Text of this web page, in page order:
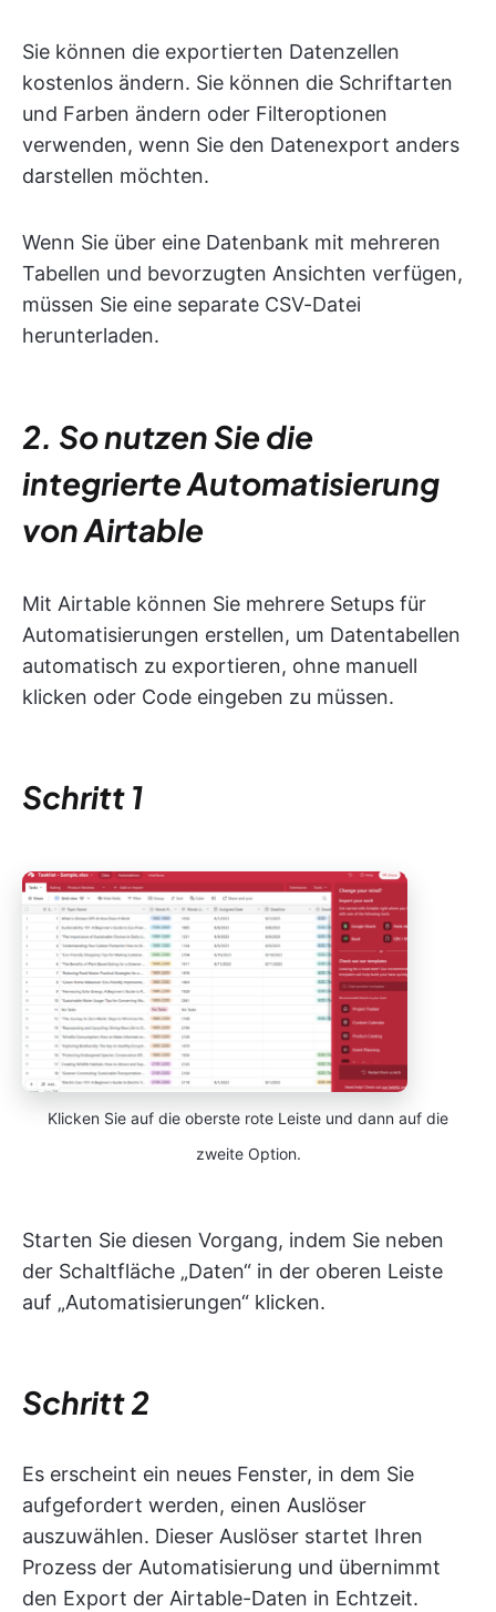
Sie können die exportierten Datenzellen
kostenlos ändern. Sie können die Schriftarten
und Farben ändern oder Filteroptionen
verwenden, wenn Sie den Datenexport anders
darstellen möchten.
Wenn Sie über eine Datenbank mit mehreren
Tabellen und bevorzugten Ansichten verfügen,
müssen Sie eine separate CSV-Datei
herunterladen.
2. So nutzen Sie die
integrierte Automatisierung
von Airtable
Mit Airtable können Sie mehrere Setups für
Automatisierungen erstellen, um Datentabellen
automatisch zu exportieren, ohne manuell
klicken oder Code eingeben zu müssen.
Schritt 1
Klicken Sie auf die oberste rote Leiste und dann auf die
zweite Option.
Starten Sie diesen Vorgang, indem Sie neben
der Schaltfläche „Daten“ in der oberen Leiste
auf „Automatisierungen“ klicken.
Schritt 2
Es erscheint ein neues Fenster, in dem Sie
aufgefordert werden, einen Auslöser
auszuwählen. Dieser Auslöser startet Ihren
Prozess der Automatisierung und übernimmt
den Export der Airtable-Daten in Echtzeit.